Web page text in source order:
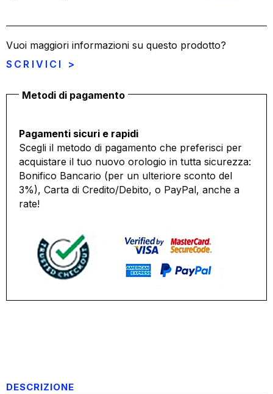
Metodi di pagamento
Pagamenti sicuri e rapidi
Scegli il metodo di pagamento che preferisci per
acquistare il tuo nuovo orologio in tutta sicurezza:
Bonifico Bancario (per un ulteriore sconto del
3%), Carta di Credito/Debito, o PayPal, anche a
rate!
Vuoi maggiori informazioni su questo prodotto?
SCRIVICI >
DESCRIZIONE